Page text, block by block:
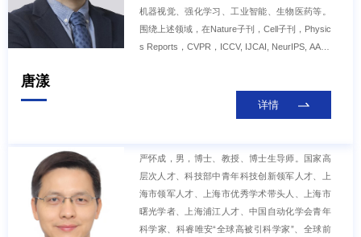
机器视觉、强化学习、工业智能、生物医药等。
围绕上述领域，在Nature子刊，Cell子刊，Physic
s Reports，CVPR，ICCV, IJCAI, NeurIPS, AAAI,
汇刊和CCF-A类论文近200篇），申请/公开/授权
专利20余件。主持国家科技部重点研发计划项目
任IEEE Transactions on Industrial Informatics共
同主编，IEEE Transactions on Circuits and Syst
ems I: Regular Papers资深领域编辑，IEEE Tran
sactions o
唐漾
详情
严怀成，男，博士、教授、博士生导师。国家高
层次人才、科技部中青年科技创新领军人才、上
海市领军人才、上海市优秀学术带头人、上海市
曙光学者、上海浦江人才、中国自动化学会青年
科学家、科睿唯安“全球高被引科学家”、全球前